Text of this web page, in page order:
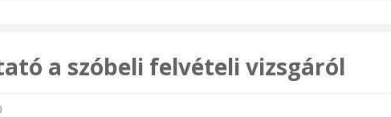
a szóbeli felvételi vizsgáról